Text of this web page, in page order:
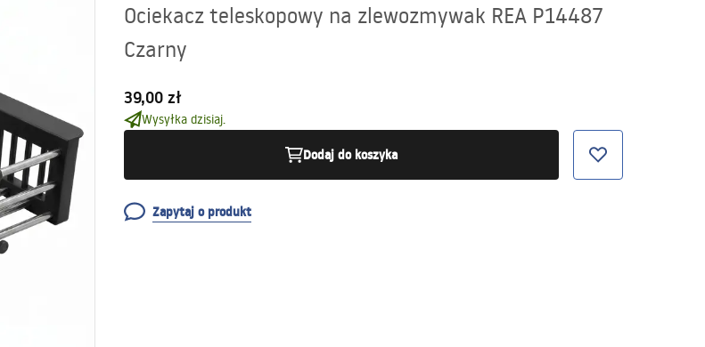
Ociekacz teleskopowy na zlewozmywak REA P14487
Czarny
39,00 zł
Wysyłka dzisiaj.
Dodaj do koszyka
Zapytaj o produkt